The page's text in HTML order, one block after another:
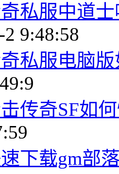
私服中道
9:48:58
私服电脑
传奇SF如
下载gm部